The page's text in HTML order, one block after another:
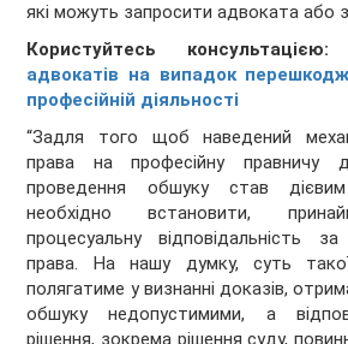
які можуть запросити адвоката або
Користуйтесь
адвокатів на випадок
професійній діяльності
“Задля того щоб наведений
права на професійну правничу
проведення обшуку став
необхідно встановити,
процесуальну відповідальність
права. На нашу думку, суть такої
полягатиме у визнанні доказів,
обшуку недопустимими, а
рішення, зокрема рішення суду,